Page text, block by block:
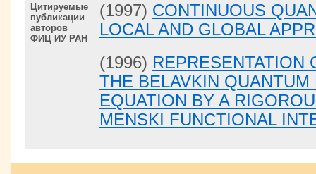
Цитируемые
публикации
авторов
ФИЦ ИУ РАН
(1997) CONTINUOUS
LOCAL AND GLOBAL
(1996) REPRESENTATION
THE BELAVKIN
EQUATION BY A
MENSKI FUNCTIONAL